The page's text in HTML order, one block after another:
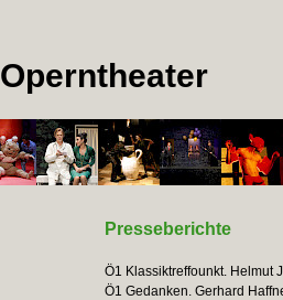
Operntheater
Presseberichte
Ö1 Klassiktreffounkt. Helmut
Ö1 Gedanken. Gerhard